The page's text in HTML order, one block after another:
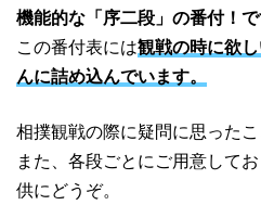
機能的な「序二段」の番付！で
この番付表には観戦の時に欲
んに詰め込んでいます。
相撲観戦の際に疑問に思った
また、各段ごとにご用意して
供にどうぞ。